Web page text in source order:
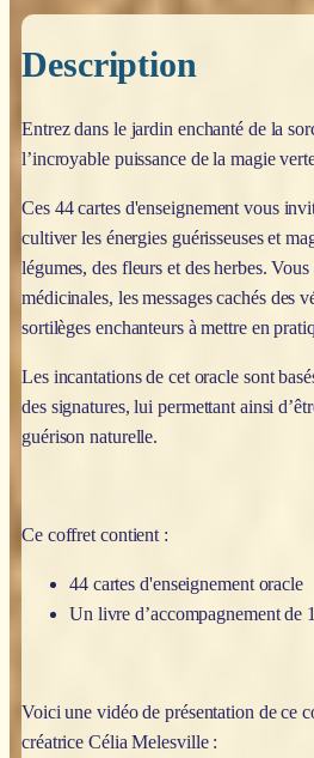
Description
Entrez dans le jardin enchanté de la
l’incroyable puissance de la magie
Ces 44 cartes d'enseignement vous
cultiver les énergies guérisseuses et
légumes, des fleurs et des herbes.
médicinales, les messages cachés des
sortilèges enchanteurs à mettre en
Les incantations de cet oracle sont
des signatures, lui permettant ainsi
guérison naturelle.
Ce coffret contient :
44 cartes d'enseignement oracle
Un livre d’accompagnement de
Voici une vidéo de présentation de ce
créatrice Célia Melesville :